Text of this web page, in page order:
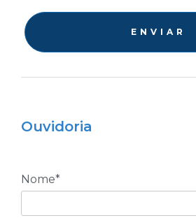
E N V I A R
Ouvidoria
Nome*